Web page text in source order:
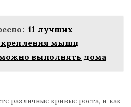
11 лучших
мышц
выполнять дома
различные кривые роста, и как